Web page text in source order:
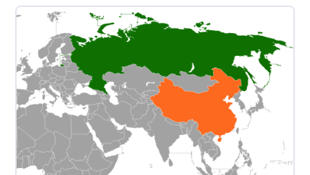
Suíno - Estadual
R$ 5,06
kg
Suíno - Estadual
MG
R$ 5,04
kg
Suíno - Estadual